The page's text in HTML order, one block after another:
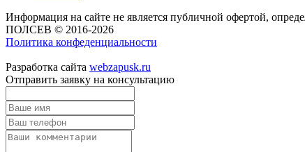
Информация на сайте не является публичной офертой,
ПОЛСЕВ © 2016-2026
Политика конфеденциальности
Разработка сайта webzapusk.ru
Отправить заявку на консультацию